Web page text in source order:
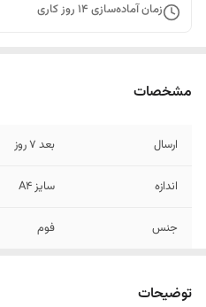
زمان آماده‌سازی 14 روز کاری
مشخصات
ارسال بعد 7 روز
اندازه سایز A4
جنس فوم
توضیحات